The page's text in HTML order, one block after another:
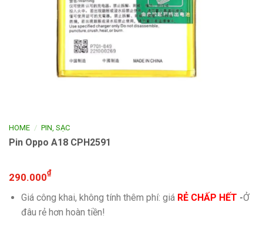
HOME / PIN, SẠC
Pin Oppo A18 CPH2591
290.000₫
Giá công khai, không tính thêm phí: giá RẺ CHẤP HẾT -Ở
đâu rẻ hơn hoàn tiền!